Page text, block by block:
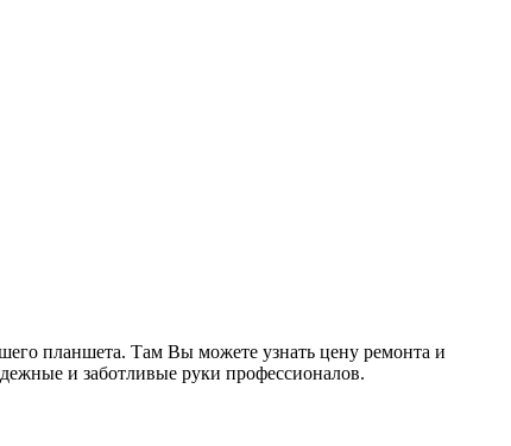
планшета. Там Вы можете узнать цену ремонта и
и заботливые руки профессионалов.